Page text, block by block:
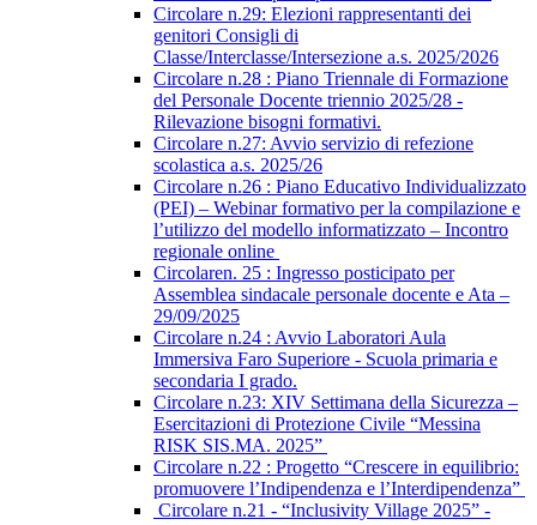
Circolare n.29: Elezioni rappresentanti dei
genitori Consigli di
Classe/Interclasse/Intersezione a.s. 2025/2026
Circolare n.28 : Piano Triennale di Formazione
del Personale Docente triennio 2025/28 -
Rilevazione bisogni formativi.
Circolare n.27: Avvio servizio di refezione
scolastica a.s. 2025/26
Circolare n.26 : Piano Educativo Individualizzato
(PEI) – Webinar formativo per la compilazione e
l’utilizzo del modello informatizzato – Incontro
regionale online
Circolaren. 25 : Ingresso posticipato per
Assemblea sindacale personale docente e Ata –
29/09/2025
Circolare n.24 : Avvio Laboratori Aula
Immersiva Faro Superiore - Scuola primaria e
secondaria I grado.
Circolare n.23: XIV Settimana della Sicurezza –
Esercitazioni di Protezione Civile “Messina
RISK SIS.MA. 2025”
Circolare n.22 : Progetto “Crescere in equilibrio:
promuovere l’Indipendenza e l’Interdipendenza”
Circolare n.21 - “Inclusivity Village 2025” -